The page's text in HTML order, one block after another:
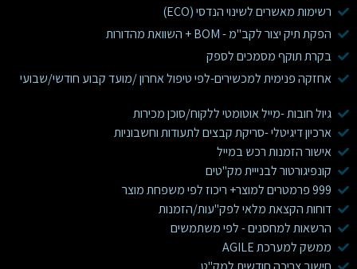
רשימות מאשרים לשינוי הנדסי (ECO)
הפקת תיק יצור לקב"מ - BOM + השוואת מהדורות
בקרת תוקף מסמכים לספק
אחזקה פנימית למכשירים-לפי טיפול אחרון /מועד קבוע חודשי/שבועי
גיול חובות -מייל אוטומטי ללקוח/סוכן מכירות
ארכיון דיגיטלי -סריקת קבצים לתעודות וחשבוניות
אישור הזמנות רכש במייל
קונפיגורטור לבנייית מק"טים
999 פרמטרים למוצר+ ריכוז לפי משפחת מוצר
דוחות הקצאת מלאי לפק"עות/הזמנות
הרשאות למחסנים - לפי משתמשים
ממשק למערכת AGILE